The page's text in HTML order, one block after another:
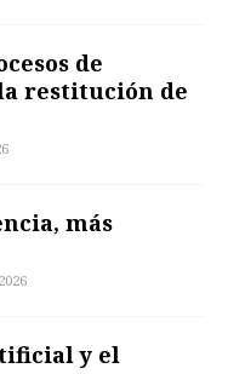
de
restitución de
más
y el